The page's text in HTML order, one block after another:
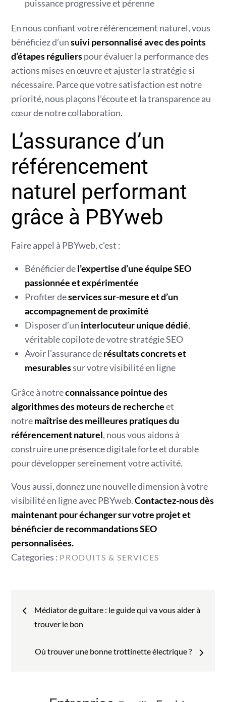
puissance progressive et pérenne
En nous confiant votre référencement naturel, vous
bénéficiez d’unsuivi personnalisé avec des points
d’étapes régulierspour évaluer la performance des
actions mises en œuvre et ajuster la stratégie si
nécessaire. Parce que votre satisfaction est notre
priorité, nous plaçons l’écoute et la transparence au
cœur de notre collaboration.
L’assurance d’un
référencement
naturel performant
grâce à PBYweb
Faire appel à PBYweb, c’est :
Bénéficier del’expertise d’une équipe SEO
passionnée et expérimentée
Profiter deservices sur-mesure et d’un
accompagnement de proximité
Disposer d’un interlocuteur unique dédié,
véritable copilote de votre stratégie SEO
Avoir l’assurance derésultats concrets et
mesurablessur votre visibilité en ligne
Grâce à notreconnaissance pointue des
algorithmes des moteurs de rechercheet
notremaîtrise des meilleures pratiques du
référencement naturel, nous vous aidons à
construire une présence digitale forte et durable
pour développer sereinement votre activité.
Vous aussi, donnez une nouvelle dimension à votre
visibilité en ligne avec PBYweb.Contactez-nous dès
maintenant pour échanger sur votre projet et
bénéficier de recommandations SEO
personnalisées.
Categories
Categories : PRODUITS & SERVICES
Navigation
l’article
Médiator de guitare : le guide qui va vous aider à
trouver le bon
Où trouver une bonne trottinette électrique ?